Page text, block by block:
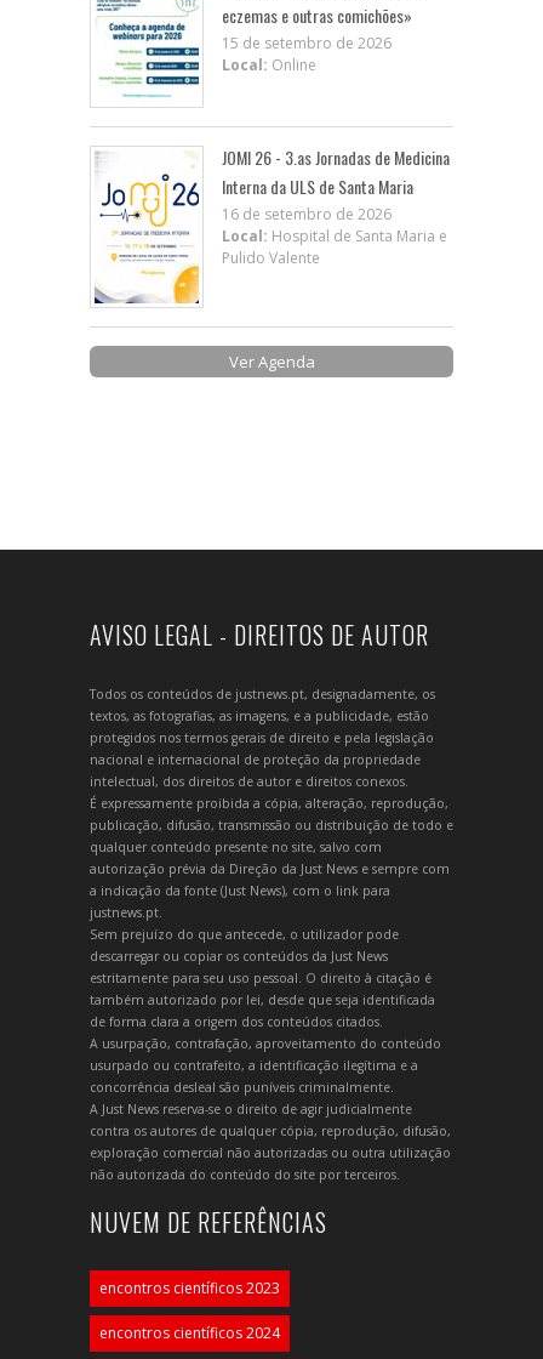
eczemas e outras comichões»
15 de setembro de 2026
Local: Online
JOMI 26 - 3.as Jornadas de Medicina
Interna da ULS de Santa Maria
16 de setembro de 2026
Local: Hospital de Santa Maria e
Pulido Valente
Ver Agenda
AVISO LEGAL - DIREITOS DE AUTOR
Todos os conteúdos de justnews.pt, designadamente, os
textos, as fotografias, as imagens, e a publicidade, estão
protegidos nos termos gerais de direito e pela legislação
nacional e internacional de proteção da propriedade
intelectual, dos direitos de autor e direitos conexos.
É expressamente proibida a cópia, alteração, reprodução,
publicação, difusão, transmissão ou distribuição de todo e
qualquer conteúdo presente no site, salvo com
autorização prévia da Direção da Just News e sempre com
a indicação da fonte (Just News), com o link para
justnews.pt.
Sem prejuízo do que antecede, o utilizador pode
descarregar ou copiar os conteúdos da Just News
estritamente para seu uso pessoal. O direito à citação é
também autorizado por lei, desde que seja identificada
de forma clara a origem dos conteúdos citados.
A usurpação, contrafação, aproveitamento do conteúdo
usurpado ou contrafeito, a identificação ilegítima e a
concorrência desleal são puníveis criminalmente.
A Just News reserva-se o direito de agir judicialmente
contra os autores de qualquer cópia, reprodução, difusão,
exploração comercial não autorizadas ou outra utilização
não autorizada do conteúdo do site por terceiros.
NUVEM DE REFERÊNCIAS
encontros científicos 2023
encontros científicos 2024